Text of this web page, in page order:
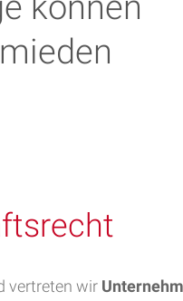
vertreten wir